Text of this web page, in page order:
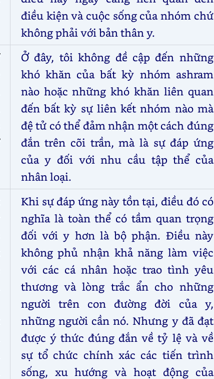
điều kiện và cuộc sống của nhóm chứ
không phải với bản thân y.
Ở đây, tôi không đề cập đến những
khó khăn của bất kỳ nhóm ashram
nào hoặc những khó khăn liên quan
đến bất kỳ sự liên kết nhóm nào mà
đệ tử có thể đảm nhận một cách đúng
đắn trên cõi trần, mà là sự đáp ứng
của y đối với nhu cầu tập thể của
nhân loại.
Khi sự đáp ứng này tồn tại, điều đó có
nghĩa là toàn thể có tầm quan trọng
đối với y hơn là bộ phận. Điều này
không phủ nhận khả năng làm việc
với các cá nhân hoặc trao tình yêu
thương và lòng trắc ẩn cho những
người trên con đường đời của y,
những người cần nó. Nhưng y đã đạt
được ý thức đúng đắn về tỷ lệ và về
sự tổ chức chính xác các tiến trình
sống, xu hướng và hoạt động của